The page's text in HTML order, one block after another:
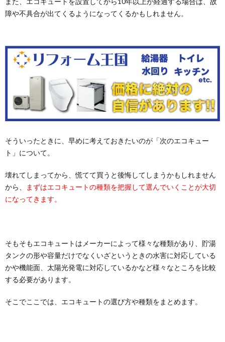
障や不具合が出てくるようになってくるかもしれません。
そういったときに、早めに考えておきたいのが「次のエコキュー
ト」について。
壊れてしまってから、慌てて買うと後悔してしまうかもしれません
から、
まずはエコキュートの種類を把握して選んでいくことが大切
になってきます。
そもそもエコキュートはメーカーによって様々な種類があり、貯湯
タンクの形や容量だけでなくいざというときの水害に対応している
かや機能面、太陽光発電に対応しているかなど様々なところを比較
する必要があります。
そこでここでは、エコキュートの選び方や種類をまとめます。